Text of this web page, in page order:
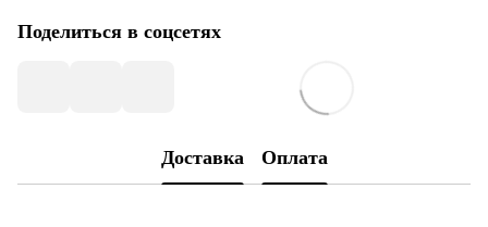
Поделиться в соцсетях
Доставка Оплата